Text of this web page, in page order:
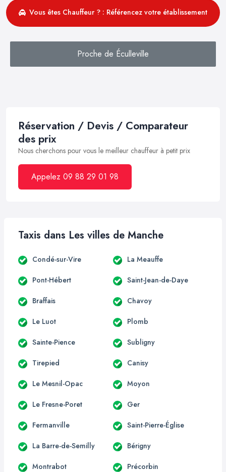
Vous êtes Chauffeur ? : Référencez votre établissement
Proche de Éculleville
Réservation / Devis / Comparateur
des prix
Nous cherchons pour vous le meilleur chauffeur à petit prix
Appelez 09 88 29 01 98
Taxis dans Les villes de Manche
Condé-sur-Vire La Meauffe
Pont-Hébert Saint-Jean-de-Daye
Braffais Chavoy
Le Luot Plomb
Sainte-Pience Subligny
Tirepied Canisy
Le Mesnil-Opac Moyon
Le Fresne-Poret Ger
Fermanville Saint-Pierre-Église
La Barre-de-Semilly Bérigny
Montrabot Précorbin